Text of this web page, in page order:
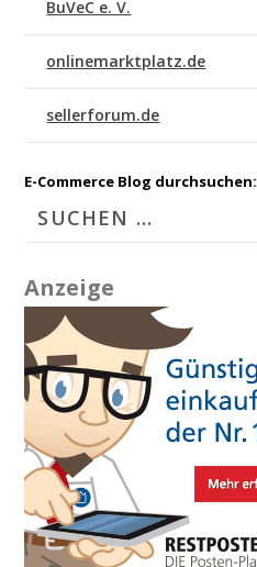
BuVeC e. V.
onlinemarktplatz.de
sellerforum.de
E-Commerce Blog durchsuchen:
Anzeige